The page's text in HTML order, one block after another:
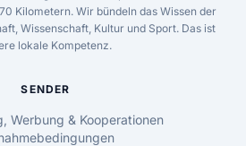
Kilometern. Wir bündeln das Wissen der
Wissenschaft, Kultur und Sport. Das ist
lokale Kompetenz.
SENDER
Werbung & Kooperationen